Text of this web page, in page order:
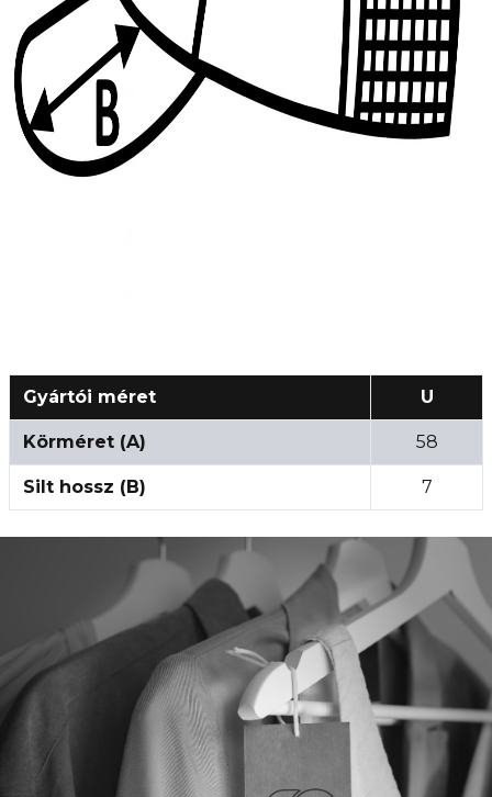
Gyártói méret U
Körméret (A) 58
Silt hossz (B) 7